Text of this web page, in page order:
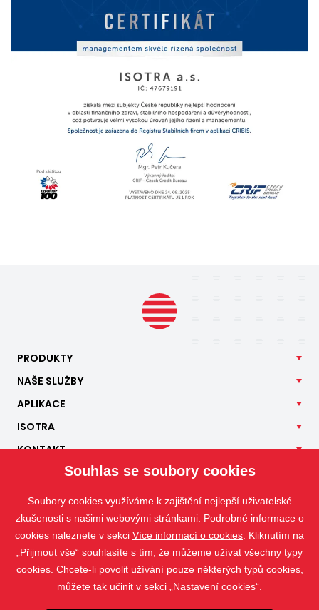
PRODUKTY
NAŠE SLUŽBY
APLIKACE
ISOTRA
KONTAKT
Souhlas se soubory cookies
Soubory cookies využíváme k zajištění nejlepší uživatelské
zkušenosti s našimi webovými stránkami. Podrobné informace o
cookies naleznete v sekci Více informací o cookies . Kliknutím na
„Přijmout vše“ souhlasíte s tím, že můžeme užívat všechny typy
cookies. Chcete-li povolit užívání pouze některých typů cookies,
můžete tak učinit v sekci „Nastavení cookies“.